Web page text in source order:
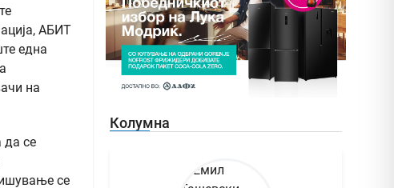
АБИТ
една
на
да се
се
Колумна